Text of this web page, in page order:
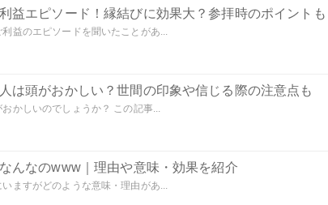
益エピソード！縁結びに効果大？参拝時のポイントも
益のエピソードを聞いたことがあ...
は頭がおかしい？世間の印象や信じる際の注意点も
かしいのでしょうか？ この記事...
んなのwww｜理由や意味・効果を紹介
ますがどのような意味・理由があ...